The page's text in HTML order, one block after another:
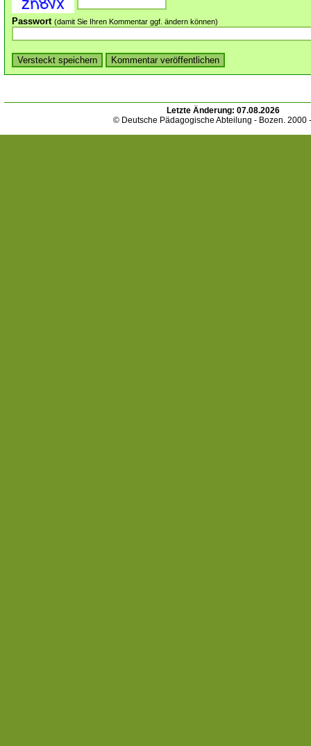
Passwort (damit Sie Ihren Kommentar ggf. ändern können)
Letzte Änderung: 07.08.2026
© Deutsche Pädagogische Abteilung - Bozen. 2000